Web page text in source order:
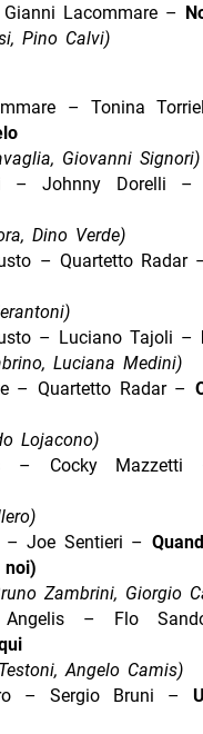
Lacommare –
Pino Calvi)
– Tonina
Giovanni Signori)
– Johnny Dorelli –
Dino Verde)
– Quartetto Radar
– Luciano Tajoli –
Luciana Medini)
– Quartetto Radar –
Lojacono)
– Cocky
– Joe Sentieri –
noi)
Zambrini, Giorgio
Angelis – Flo
Angelo Camis)
– Sergio Bruni –